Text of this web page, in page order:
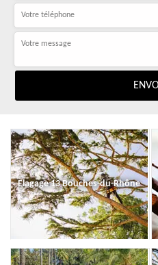
Elagage 13 Bouches-du-Rhône